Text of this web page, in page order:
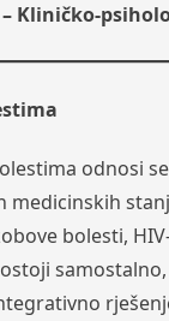
Kliničko-
odnosi
bolesti,